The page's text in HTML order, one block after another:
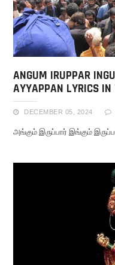
ANGUM IRUPPAR
AYYAPPAN LYRICS
DECEMBER 05, 2024
அங்கும் இருப்பார் இங்கும்